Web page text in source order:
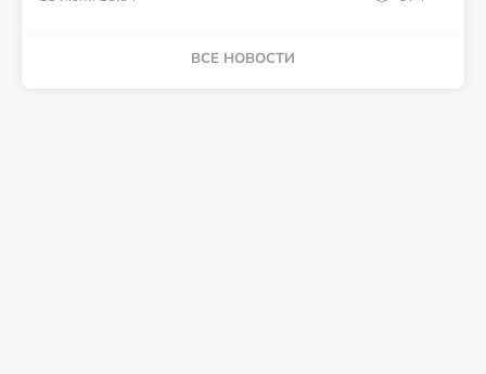
ВСЕ НОВОСТИ